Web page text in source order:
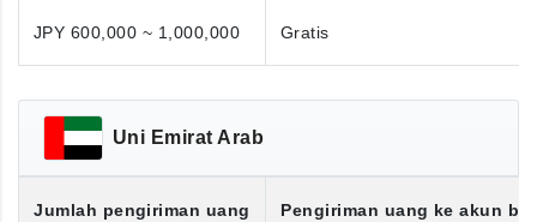
JPY 600,000 ~ 1,000,000 Gratis
Uni Emirat Arab
Jumlah pengiriman uang Pengiriman uang ke akun